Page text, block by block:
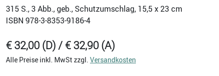
315 S., 3 Abb., geb., Schutzumschlag, 15,5 x 23 cm
ISBN 978-3-8353-9186-4
€ 32,00 (D) / € 32,90 (A)
Alle Preise inkl. MwSt zzgl. Versandkosten